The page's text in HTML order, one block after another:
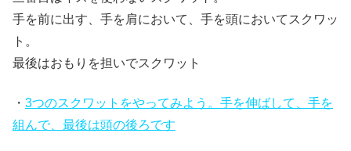
手を前に出す、手を肩において、手を頭においてスクワッ
ト。
最後はおもりを担いでスクワット
・ 3つのスクワットをやってみよう。手を伸ばして、手を
組んで、最後は頭の後ろです